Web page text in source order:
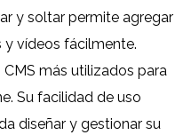
y soltar permite agregar
vídeos fácilmente.
más utilizados para
Su facilidad de uso
diseñar y gestionar su